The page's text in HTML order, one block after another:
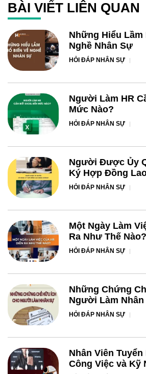
BÀI VIẾT LIÊN QUAN
Những Hiểu Lầm
Nghề Nhân Sự
HỎI ĐÁP NHÂN SỰ
Người Làm HR
Mức Nào?
HỎI ĐÁP NHÂN SỰ
Người Được Ủy
Ký Hợp Đồng
HỎI ĐÁP NHÂN SỰ
Một Ngày Làm
Ra Như Thế Nào?
HỎI ĐÁP NHÂN SỰ
Những Chứng
Người Làm
HỎI ĐÁP NHÂN SỰ
Nhân Viên
Công Việc và Kỹ